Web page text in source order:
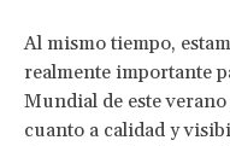
Al mismo tiempo,
realmente importante
Mundial de este
cuanto a calidad y